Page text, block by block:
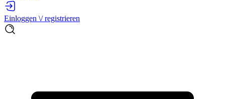
Einloggen \/ registrieren